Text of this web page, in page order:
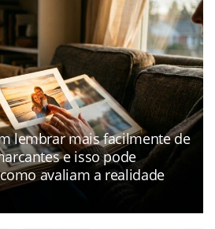
lembrar mais facilmente de
e isso pode
avaliam a realidade